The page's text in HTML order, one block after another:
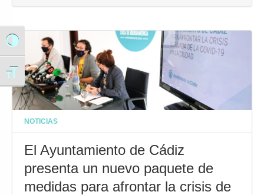
Alternar alto contraste
Alternar tamaño de letra
NOTICIAS
El Ayuntamiento de Cádiz
presenta un nuevo paquete de
medidas para afrontar la crisis de